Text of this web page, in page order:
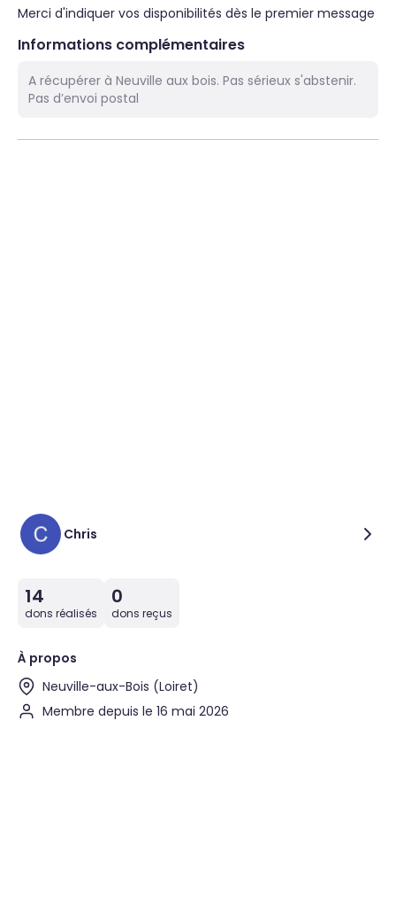
Merci d'indiquer vos disponibilités dès le premier message
Informations complémentaires
A récupérer à Neuville aux bois. Pas sérieux s'abstenir.
Pas d’envoi postal
Chris
14
dons réalisés
0
dons reçus
À propos
Neuville-aux-Bois (Loiret)
Membre depuis le 16 mai 2026